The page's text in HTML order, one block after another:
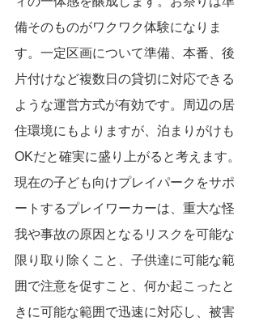
備そのものがワクワク体験になりま
す。一定区画について準備、本番、後
片付けなど複数日の貸切に対応できる
ような運営方式が有効です。周辺の居
住環境にもよりますが、泊まりがけも
OKだと確実に盛り上がると考えます。
現在の子ども向けプレイパークをサポ
ートするプレイワーカーは、重大な怪
我や事故の原因となるリスクを可能な
限り取り除くこと、子供達に可能な範
囲で注意を促すこと、何か起こったと
きに可能な範囲で迅速に対応し、被害